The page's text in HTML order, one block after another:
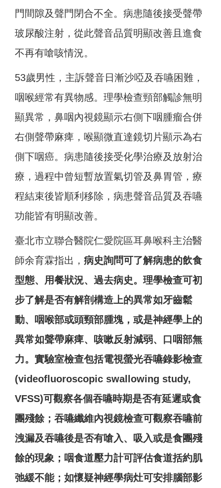
門間隙及聲門閉合不全。病患隨後接受聲帶
玻尿酸注射，從此聲音品質明顯改善且進食
不再有嗆咳情況。
53歲男性，主訴聲音日漸沙啞及吞嚥困難，
咽喉經常有異物感。理學檢查頸部觸診無明
顯異常，鼻咽內視鏡顯示右側下咽腫瘤合併
右側聲帶麻痺，喉顯微直達鏡切片顯示為右
側下咽癌。病患隨後接受化學治療及放射治
療，過程中曾短暫放置氣切管及鼻胃管，療
程結束後皆順利移除，病患聲音品質及吞嚥
功能皆有明顯改善。
臺北市立聯合醫院仁愛院區耳鼻喉科主治醫
師余育霖指出， 病史詢問可了解病患的飲食
型態、用餐狀況、過去病史。理學檢查可初
步了解是否有解剖構造上的異常如牙齒鬆
動、咽喉部或頭頸部腫塊，或是神經學上的
異常如聲帶麻痺、咳嗽反射減弱、口咽部無
力。實驗室檢查包括電視螢光吞嚥錄影檢查
(videofluoroscopic swallowing study,
VFSS)可觀察各個吞嚥時期是否有延遲或食
團殘餘；吞嚥纖維內視鏡檢查可觀察吞嚥前
洩漏及吞嚥後是否有嗆入、吸入或是食團殘
餘的現象；咽食道壓力計可評估食道括約肌
弛緩不能；如懷疑神經學病灶可安排腦部影